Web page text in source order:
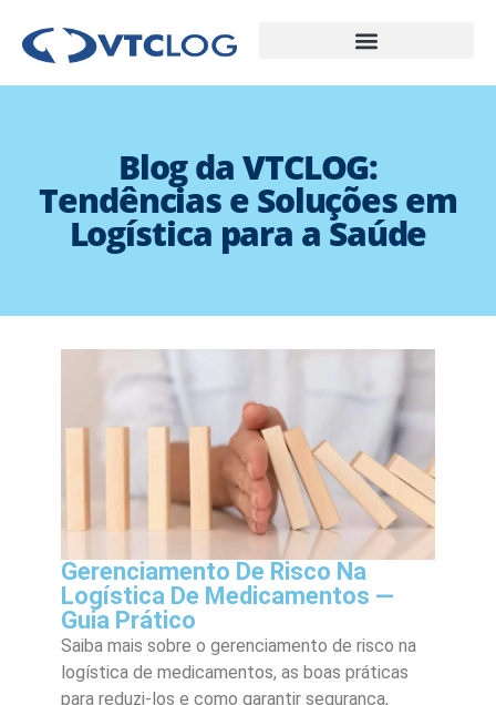
Blog da VTCLOG:
Tendências e Soluções em
Logística para a Saúde
Gerenciamento De Risco Na
Logística De Medicamentos —
Guia Prático
Saiba mais sobre o gerenciamento de risco na
logística de medicamentos, as boas práticas
para reduzi-los e como garantir segurança,